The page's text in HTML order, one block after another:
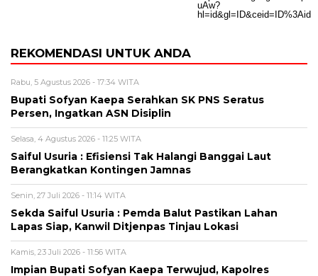
REKOMENDASI UNTUK ANDA
Rabu, 5 Agustus 2026 - 17:34 WITA
Bupati Sofyan Kaepa Serahkan SK PNS Seratus
Persen, Ingatkan ASN Disiplin
Selasa, 4 Agustus 2026 - 11:25 WITA
Saiful Usuria : Efisiensi Tak Halangi Banggai Laut
Berangkatkan Kontingen Jamnas
Senin, 27 Juli 2026 - 11:14 WITA
Sekda Saiful Usuria : Pemda Balut Pastikan Lahan
Lapas Siap, Kanwil Ditjenpas Tinjau Lokasi
Kamis, 23 Juli 2026 - 11:56 WITA
Impian Bupati Sofyan Kaepa Terwujud, Kapolres